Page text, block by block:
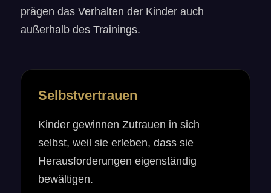
prägen das Verhalten der Kinder auch
außerhalb des Trainings.
Selbstvertrauen
Kinder gewinnen Zutrauen in sich
selbst, weil sie erleben, dass sie
Herausforderungen eigenständig
bewältigen.